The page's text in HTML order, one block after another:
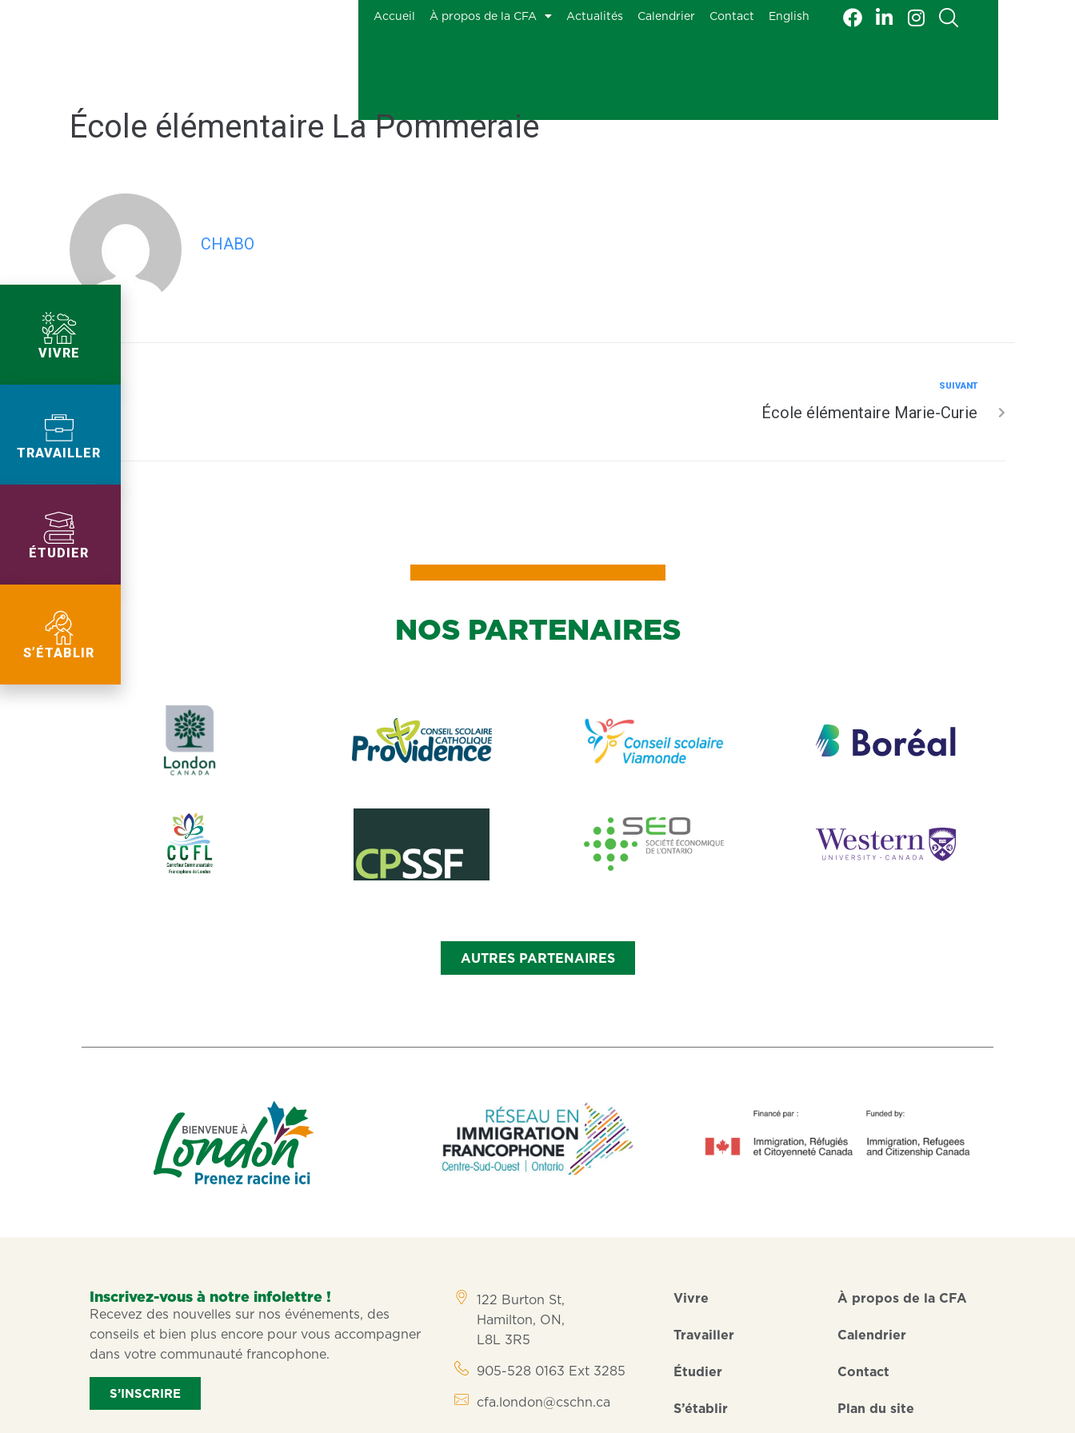
Accueil À propos de la CFA Actualités Calendrier Contact English
VIVRE
TRAVAILLER
ÉTUDIER
S’ÉTABLIR
École élémentaire La Pommeraie
CHABO
SUIVANT
École élémentaire Marie-Curie
NOS PARTENAIRES
AUTRES PARTENAIRES
Inscrivez-vous à notre infolettre !
Recevez des nouvelles sur nos événements, des
conseils et bien plus encore pour vous accompagner
dans votre communauté francophone.
S’INSCRIRE
122 Burton St,
Hamilton, ON,
L8L 3R5
905-528 0163 Ext 3285
cfa.london@cschn.ca
Vivre
Travailler
Étudier
S’établir
À propos de la CFA
Calendrier
Contact
Plan du site